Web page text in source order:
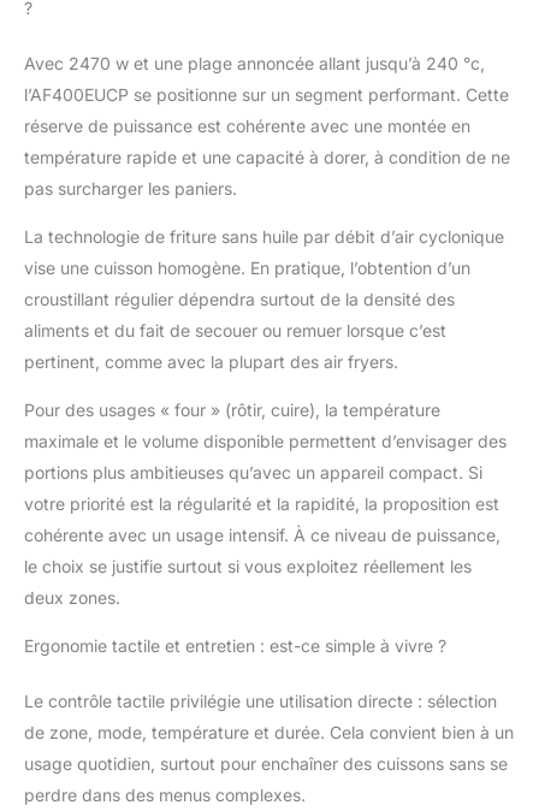
?
Avec 2470 w et une plage annoncée allant jusqu’à 240 °c,
l’AF400EUCP se positionne sur un segment performant. Cette
réserve de puissance est cohérente avec une montée en
température rapide et une capacité à dorer, à condition de ne
pas surcharger les paniers.
La technologie de friture sans huile par débit d’air cyclonique
vise une cuisson homogène. En pratique, l’obtention d’un
croustillant régulier dépendra surtout de la densité des
aliments et du fait de secouer ou remuer lorsque c’est
pertinent, comme avec la plupart des air fryers.
Pour des usages « four » (rôtir, cuire), la température
maximale et le volume disponible permettent d’envisager des
portions plus ambitieuses qu’avec un appareil compact. Si
votre priorité est la régularité et la rapidité, la proposition est
cohérente avec un usage intensif. À ce niveau de puissance,
le choix se justifie surtout si vous exploitez réellement les
deux zones.
Ergonomie tactile et entretien : est-ce simple à vivre ?
Le contrôle tactile privilégie une utilisation directe : sélection
de zone, mode, température et durée. Cela convient bien à un
usage quotidien, surtout pour enchaîner des cuissons sans se
perdre dans des menus complexes.